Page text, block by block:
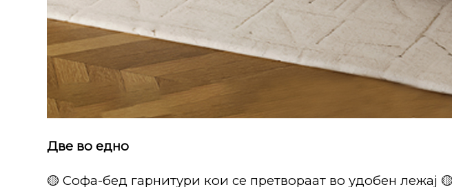
Две во едно
🟡 Софа-бед гарнитури кои се претвораат во удобен лежај 🟡